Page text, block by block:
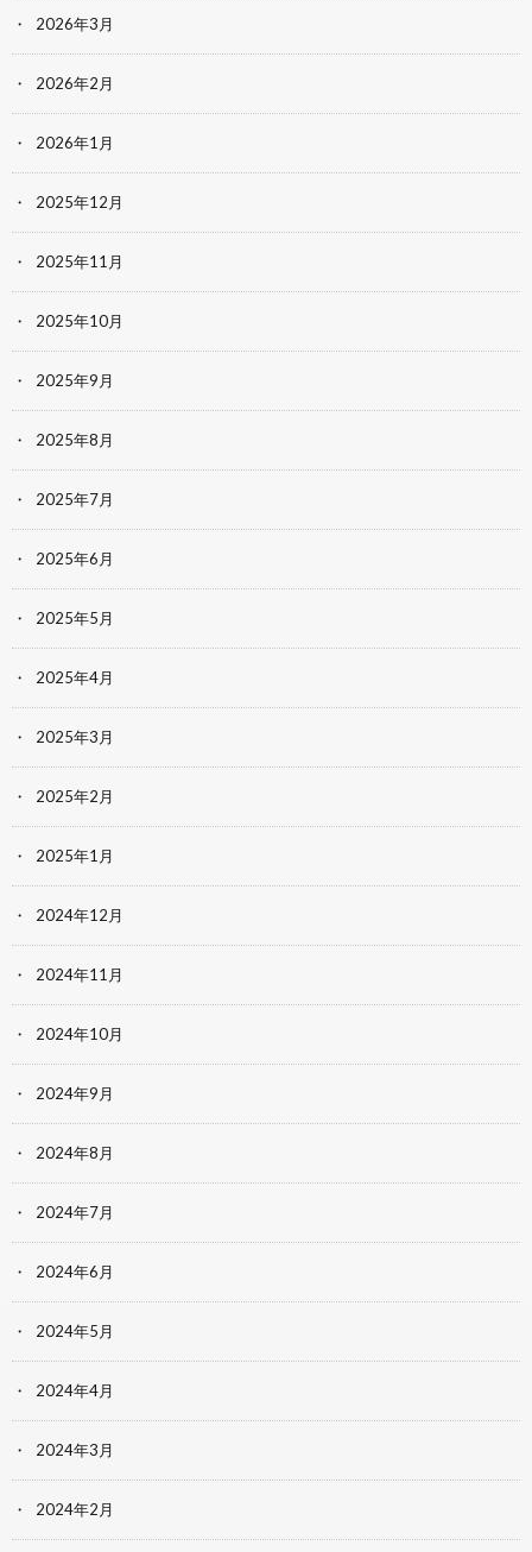
2026年3月
2026年2月
2026年1月
2025年12月
2025年11月
2025年10月
2025年9月
2025年8月
2025年7月
2025年6月
2025年5月
2025年4月
2025年3月
2025年2月
2025年1月
2024年12月
2024年11月
2024年10月
2024年9月
2024年8月
2024年7月
2024年6月
2024年5月
2024年4月
2024年3月
2024年2月